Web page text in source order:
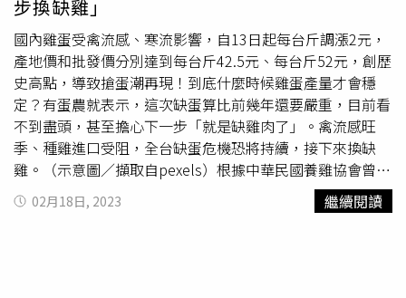
步換缺雞」
國內雞蛋受禽流感、寒流影響，自13日起每台斤調漲2元，
產地價和批發價分別達到每台斤42.5元、每台斤52元，創歷
史高點，導致搶蛋潮再現！到底什麼時候雞蛋產量才會穩
定？有蛋農就表示，這次缺蛋算比前幾年還要嚴重，目前看
不到盡頭，甚至擔心下一步「就是缺雞肉了」。禽流感旺
季、種雞進口受阻，全台缺蛋危機恐將持續，接下來換缺
雞。（示意圖／擷取自pexels）根據中華民國養雞協會曾表
示，目前估計每天缺蛋約450萬顆，對此，《三立新聞網》
引述了蛋農說法，缺蛋原因，主要是受到烏俄戰爭、夏天禽
02月18日, 2023 繼續閱讀